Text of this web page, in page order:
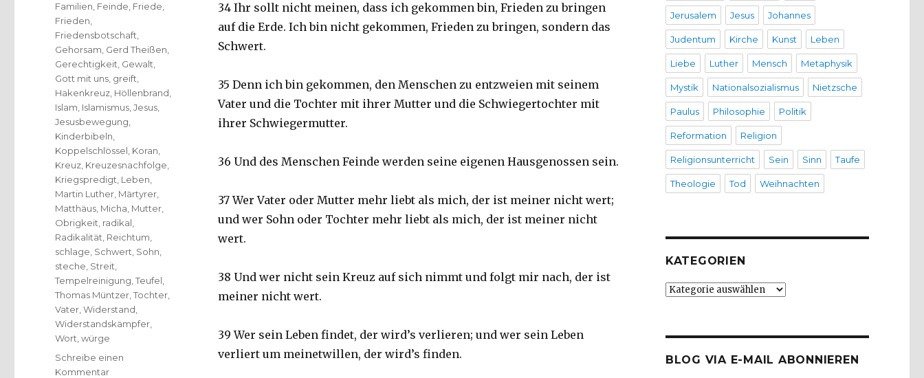
34 Ihr sollt nicht meinen, dass ich gekommen bin, Frieden zu bringen
auf die Erde. Ich bin nicht gekommen, Frieden zu bringen, sondern das
Schwert.
35 Denn ich bin gekommen, den Menschen zu entzweien mit seinem
Vater und die Tochter mit ihrer Mutter und die Schwiegertochter mit
ihrer Schwiegermutter.
36 Und des Menschen Feinde werden seine eigenen Hausgenossen sein.
37 Wer Vater oder Mutter mehr liebt als mich, der ist meiner nicht wert;
und wer Sohn oder Tochter mehr liebt als mich, der ist meiner nicht
wert.
38 Und wer nicht sein Kreuz auf sich nimmt und folgt mir nach, der ist
meiner nicht wert.
39 Wer sein Leben findet, der wird’s verlieren; und wer sein Leben
verliert um meinetwillen, der wird’s finden.
Familien Feinde Friede
Frieden
Friedensbotschaft
Gehorsam Gerd Theißen
Gerechtigkeit Gewalt
Gott mit uns greift
Hakenkreuz Höllenbrand
Islam Islamismus ,Jesus
Jesusbewegung
Kinderbibeln
Koppelschlössel Koran
Kreuz Kreuzesnachfolge
Kriegspredigt Leben
Martin Luther Märtyrer
Matthäus Micha Mutter
Obrigkeit radikal
Radikalität Reichtum
schlage Schwert Sohn
steche Streit
Tempelreinigung ,Teufel
Thomas Müntzer ,Tochter
Vater ,Widerstand
Widerstandskämpfer
Wort ,würge
Schreibe einen
Kommentarzu
Jerusalem Jesus Johannes
Judentum Kirche Kunst Leben
Liebe Luther Mensch Metaphysik
Mystik Nationalsozialismus Nietzsche
Paulus Philosophie Politik
Reformation Religion
Religionsunterricht Sein Sinn Taufe
Theologie Tod Weihnachten
KATEGORIEN
Kategorien
BLOG VIA E-MAIL ABONNIEREN